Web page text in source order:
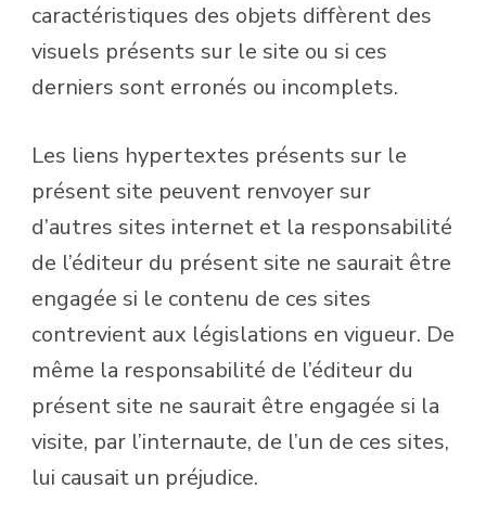
caractéristiques des objets diffèrent des
visuels présents sur le site ou si ces
derniers sont erronés ou incomplets.
Les liens hypertextes présents sur le
présent site peuvent renvoyer sur
d’autres sites internet et la responsabilité
de l’éditeur du présent site ne saurait être
engagée si le contenu de ces sites
contrevient aux législations en vigueur. De
même la responsabilité de l’éditeur du
présent site ne saurait être engagée si la
visite, par l’internaute, de l’un de ces sites,
lui causait un préjudice.